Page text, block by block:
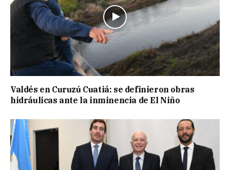
Valdés en Curuzú Cuatiá: se definieron obras
hidráulicas ante la inminencia de El Niño